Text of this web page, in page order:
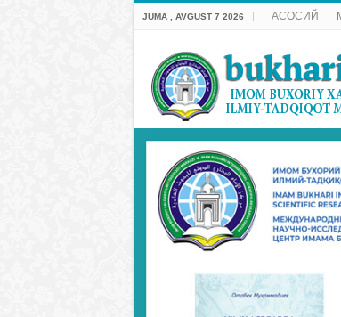
JUMA , AVGUST 7 2026 АСОСИЙ